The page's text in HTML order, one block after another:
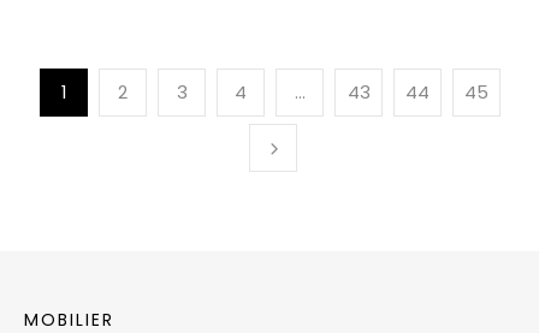
1 2 3 4 … 43 44 45
MOBILIER